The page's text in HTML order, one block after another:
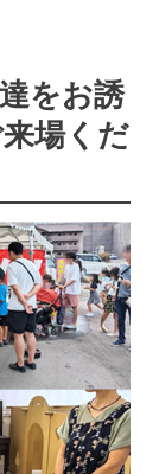
をお誘
場くだ